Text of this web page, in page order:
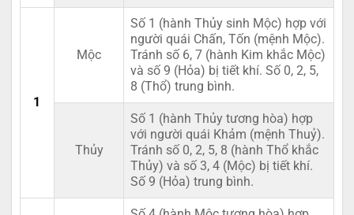
1
Mộc
Số 1 (hành Thủy sinh Mộc) hợp với
người quái Chấn, Tốn (mệnh Mộc).
Tránh số 6, 7 (hành Kim khắc Mộc)
và số 9 (Hỏa) bị tiết khí. Số 0, 2, 5,
8 (Thổ) trung bình.
Thủy
Số 1 (hành Thủy tương hòa) hợp
với người quái Khảm (mệnh Thuỷ).
Tránh số 0, 2, 5, 8 (hành Thổ khắc
Thủy) và số 3, 4 (Mộc) bị tiết khí.
Số 9 (Hỏa) trung bình.